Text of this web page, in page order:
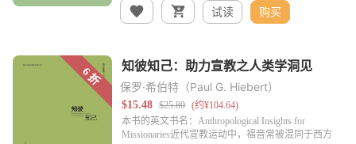
试读 购买
保罗·希伯特（Paul G. Hiebert）